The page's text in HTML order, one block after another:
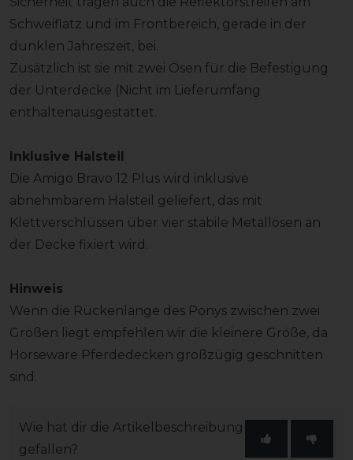
Schweiflatz und im Frontbereich, gerade in der
dunklen Jahreszeit, bei.
Zusätzlich ist sie mit zwei Ösen für die Befestigung
der Unterdecke (Nicht im Lieferumfang
enthaltenausgestattet.
Inklusive Halsteil
Die Amigo Bravo 12 Plus wird inklusive
abnehmbarem Halsteil geliefert, das mit
Klettverschlüssen über vier stabile Metallösen an
der Decke fixiert wird.
Hinweis
Wenn die Rückenlänge des Ponys zwischen zwei
Größen liegt empfehlen wir die kleinere Größe, da
Horseware Pferdedecken großzügig geschnitten
sind.
Wie hat dir die Artikelbeschreibung
gefallen?